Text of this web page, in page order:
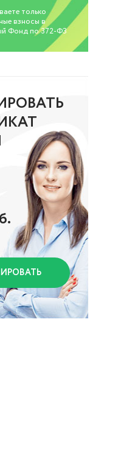
только
взносы в
Фонд по 372-ФЗ